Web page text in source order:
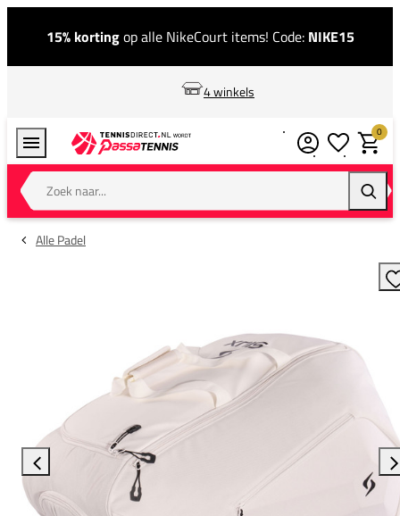
15% kortingop alle NikeCourt items! Code: NIKE15
4 winkels
Zoek naar...
0
Alle Padel